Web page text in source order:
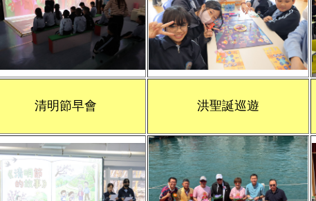
清明節早會 洪聖誕巡遊